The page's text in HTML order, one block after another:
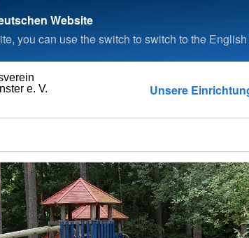
Website
you can use the switch to switch to the
e. V. Unsere